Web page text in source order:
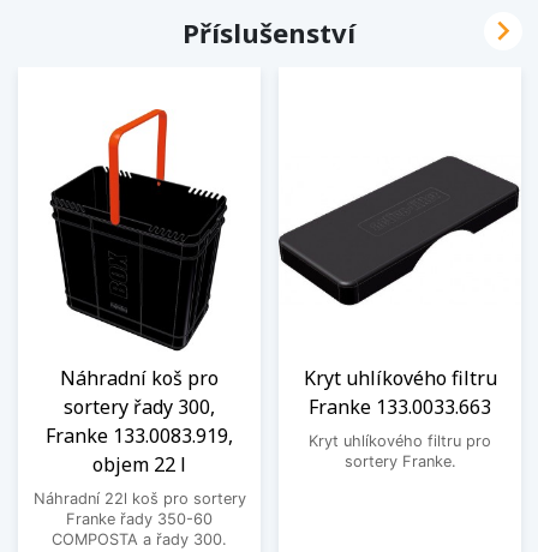
Příslušenství
Náhradní koš pro
sortery řady 300,
Franke 133.0083.919,
objem 22 l
Náhradní 22l koš pro sortery
Franke řady 350-60
COMPOSTA a řady 300.
Kryt uhlíkového filtru
Franke 133.0033.663
Kryt uhlíkového filtru pro
sortery Franke.
